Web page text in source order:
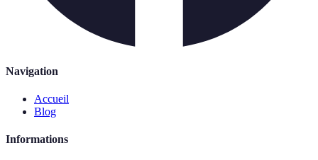
Navigation
Accueil
Blog
Informations